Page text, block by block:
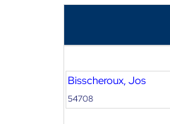
Bisscheroux, Jos
54708